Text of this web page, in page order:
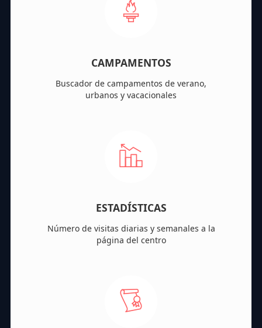
CAMPAMENTOS
Buscador de campamentos de verano,
urbanos y vacacionales
ESTADÍSTICAS
Número de visitas diarias y semanales a la
página del centro